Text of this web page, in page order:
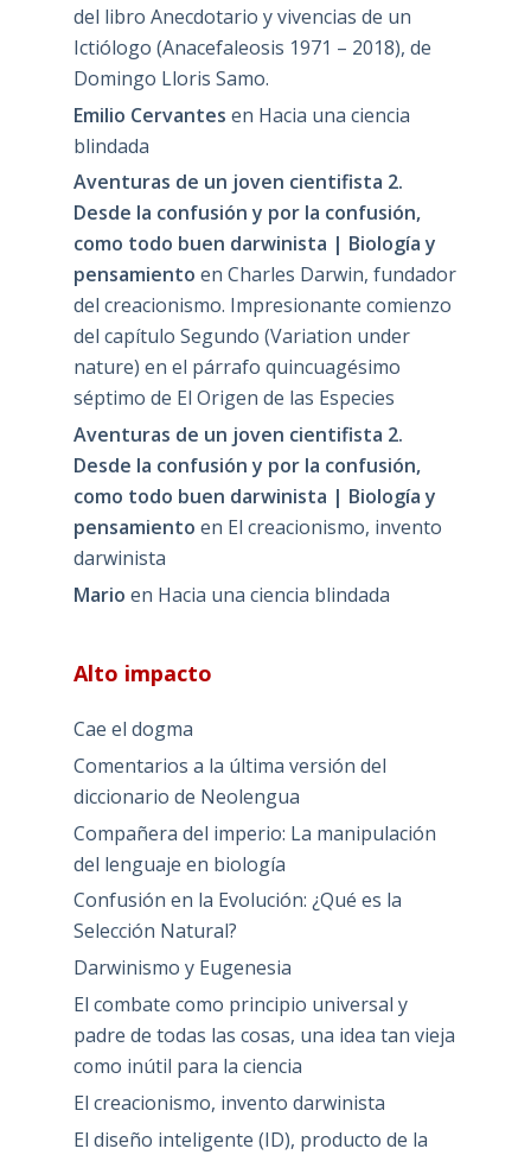
del libro Anecdotario y vivencias de un
Ictiólogo (Anacefaleosis 1971 – 2018), de
Domingo Lloris Samo.
Emilio Cervantes en Hacia una ciencia
blindada
Aventuras de un joven cientifista 2.
Desde la confusión y por la confusión,
como todo buen darwinista | Biología y
pensamiento en Charles Darwin, fundador
del creacionismo. Impresionante comienzo
del capítulo Segundo (Variation under
nature) en el párrafo quincuagésimo
séptimo de El Origen de las Especies
Aventuras de un joven cientifista 2.
Desde la confusión y por la confusión,
como todo buen darwinista | Biología y
pensamiento en El creacionismo, invento
darwinista
Mario en Hacia una ciencia blindada
Alto impacto
Cae el dogma
Comentarios a la última versión del
diccionario de Neolengua
Compañera del imperio: La manipulación
del lenguaje en biología
Confusión en la Evolución: ¿Qué es la
Selección Natural?
Darwinismo y Eugenesia
El combate como principio universal y
padre de todas las cosas, una idea tan vieja
como inútil para la ciencia
El creacionismo, invento darwinista
El diseño inteligente (ID), producto de la